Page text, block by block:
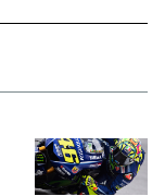
calcio 2026